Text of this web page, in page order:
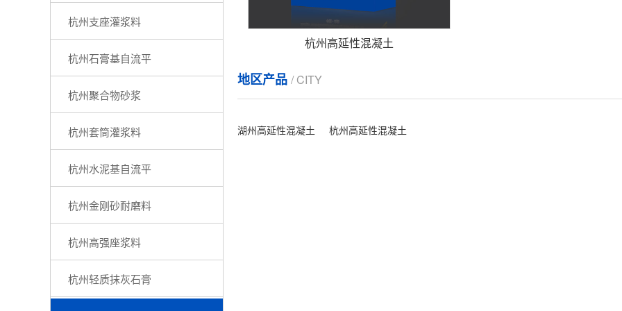
杭州支座灌浆料
杭州石膏基自流平
杭州聚合物砂浆
杭州套筒灌浆料
杭州水泥基自流平
杭州金刚砂耐磨料
杭州高强座浆料
杭州轻质抹灰石膏
杭州高延性混凝土
地区产品 / CITY
湖州高延性混凝土 杭州高延性混凝土